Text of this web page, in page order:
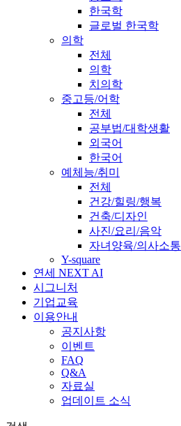
한국학
글로벌 한국학
의학
전체
의학
치의학
중고등/어학
전체
공부법/대학생활
외국어
한국어
예체능/취미
전체
건강/힐링/행복
건축/디자인
사진/요리/음악
자녀양육/의사소통
Y-square
연세 NEXT AI
시그니처
기업교육
이용안내
공지사항
이벤트
FAQ
Q&A
자료실
업데이트 소식